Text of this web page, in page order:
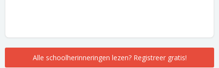
Alle schoolherinneringen lezen? Registreer gratis!